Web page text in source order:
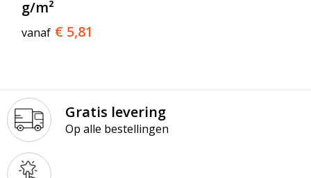
g/m²
vanaf € 5,81
Gratis levering
Op alle bestellingen